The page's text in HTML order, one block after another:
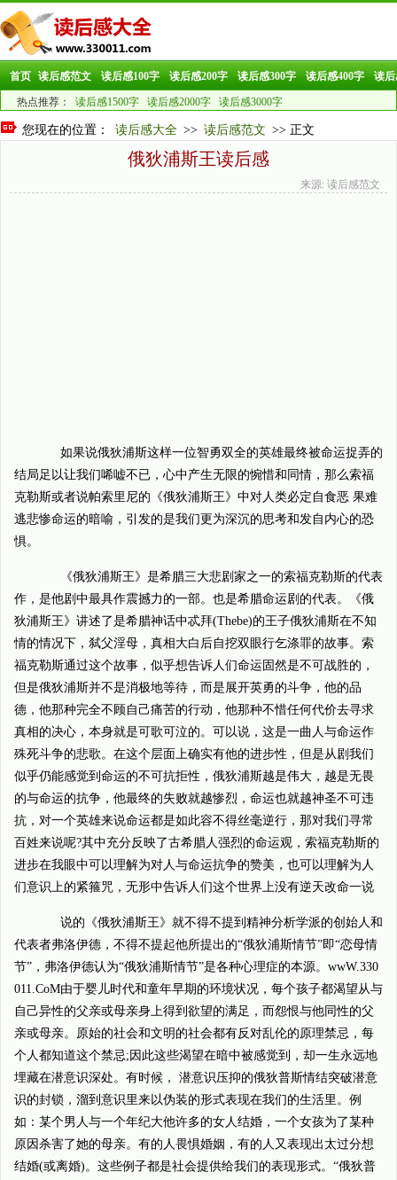
首页 读后感范文 读后感100字 读后感200字 读后感300字 读后感400字 读后
热点推荐： 读后感1500字 读后感2000字 读后感3000字
您现在的位置： 读后感大全 >> 读后感范文 >> 正文
俄狄浦斯王读后感
来源: 读后感范文
如果说俄狄浦斯这样一位智勇双全的英雄最终被命运捉弄的
结局足以让我们唏嘘不已，心中产生无限的惋惜和同情，那么索福
克勒斯或者说帕索里尼的《俄狄浦斯王》中对人类必定自食恶 果难
逃悲惨命运的暗喻，引发的是我们更为深沉的思考和发自内心的恐
惧。
《俄狄浦斯王》是希腊三大悲剧家之一的索福克勒斯的代表
作，是他剧中最具作震撼力的一部。也是希腊命运剧的代表。《俄
狄浦斯王》讲述了是希腊神话中忒拜(Thebe)的王子俄狄浦斯在不知
情的情况下，弑父淫母，真相大白后自挖双眼行乞涤罪的故事。索
福克勒斯通过这个故事，似乎想告诉人们命运固然是不可战胜的，
但是俄狄浦斯并不是消极地等待，而是展开英勇的斗争，他的品
德，他那种完全不顾自己痛苦的行动，他那种不惜任何代价去寻求
真相的决心，本身就是可歌可泣的。可以说，这是一曲人与命运作
殊死斗争的悲歌。在这个层面上确实有他的进步性，但是从剧我们
似乎仍能感觉到命运的不可抗拒性，俄狄浦斯越是伟大，越是无畏
的与命运的抗争，他最终的失败就越惨烈，命运也就越神圣不可违
抗，对一个英雄来说命运都是如此容不得丝毫逆行，那对我们寻常
百姓来说呢?其中充分反映了古希腊人强烈的命运观，索福克勒斯的
进步在我眼中可以理解为对人与命运抗争的赞美，也可以理解为人
们意识上的紧箍咒，无形中告诉人们这个世界上没有逆天改命一说
说的《俄狄浦斯王》就不得不提到精神分析学派的创始人和
代表者弗洛伊德，不得不提起他所提出的“俄狄浦斯情节”即“恋母情
节”，弗洛伊德认为“俄狄浦斯情节”是各种心理症的本源。wwW.330
011.CoM由于婴儿时代和童年早期的环境状况，每个孩子都渴望从与
自己异性的父亲或母亲身上得到欲望的满足，而怨恨与他同性的父
亲或母亲。原始的社会和文明的社会都有反对乱伦的原理禁忌，每
个人都知道这个禁忌;因此这些渴望在暗中被感觉到，却一生永远地
埋藏在潜意识深处。有时候， 潜意识压抑的俄狄普斯情结突破潜意
识的封锁，溜到意识里来以伪装的形式表现在我们的生活里。例
如：某个男人与一个年纪大他许多的女人结婚，一个女孩为了某种
原因杀害了她的母亲。有的人畏惧婚姻，有的人又表现出太过分想
结婚(或离婚)。这些例子都是社会提供给我们的表现形式。“俄狄普